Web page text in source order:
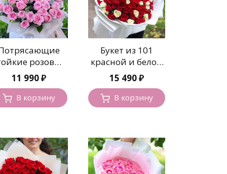
розовые
розы в корзине
11 990₽
В корзину
Букет из 101
красной и белой
розы
15 490₽
В корзину